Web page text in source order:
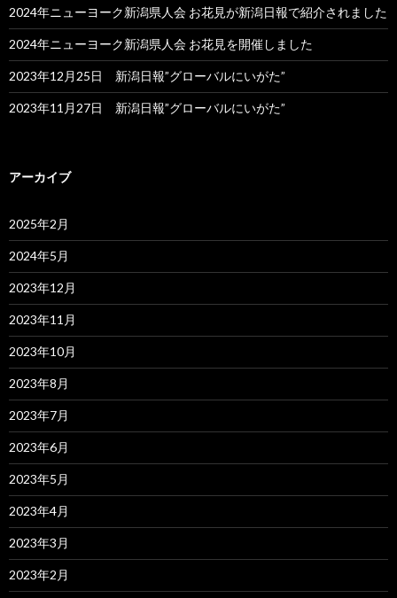
2024年ニューヨーク新潟県人会 お花見が新潟日報で紹介されました
2024年ニューヨーク新潟県人会 お花見を開催しました
2023年12月25日 新潟日報”グローバルにいがた”
2023年11月27日 新潟日報”グローバルにいがた”
アーカイブ
2025年2月
2024年5月
2023年12月
2023年11月
2023年10月
2023年8月
2023年7月
2023年6月
2023年5月
2023年4月
2023年3月
2023年2月